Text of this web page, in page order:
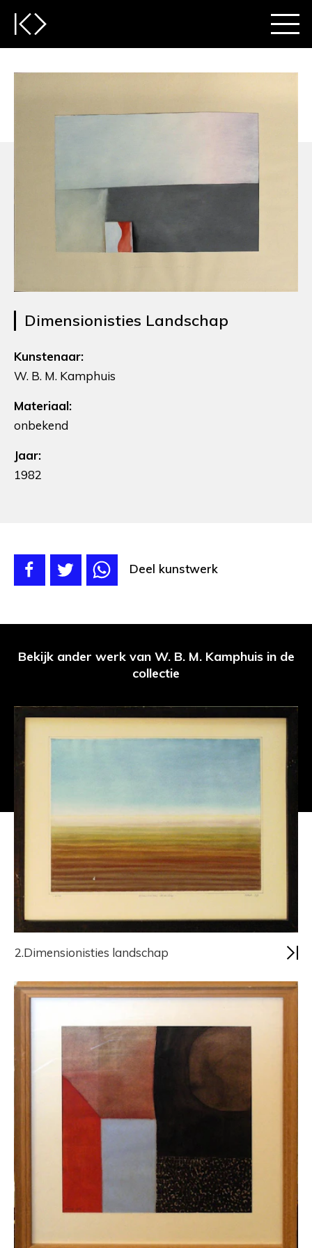
Dimensionisties Landschap
Kunstenaar:
W. B. M. Kamphuis
Materiaal:
onbekend
Jaar:
1982
Deel kunstwerk
Bekijk ander werk van W. B. M. Kamphuis in de
collectie
2.Dimensionisties landschap